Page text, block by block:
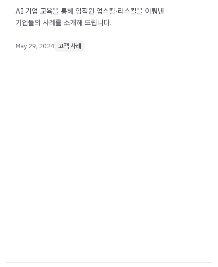
AI 기업 교육을 통해 임직원 업스킬·리스킬을 이뤄낸
기업들의 사례를 소개해 드립니다.
May 29, 2024 고객 사례